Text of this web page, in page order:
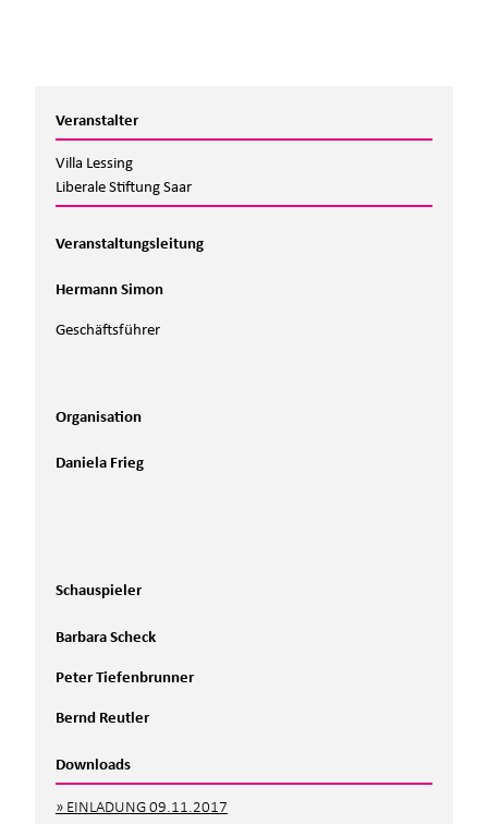
Veranstalter
Villa Lessing
Liberale Stiftung Saar
Veranstaltungsleitung
Hermann Simon
Geschäftsführer
Organisation
Daniela Frieg
Schauspieler
Barbara Scheck
Peter Tiefenbrunner
Bernd Reutler
Downloads
EINLADUNG 09.11.2017